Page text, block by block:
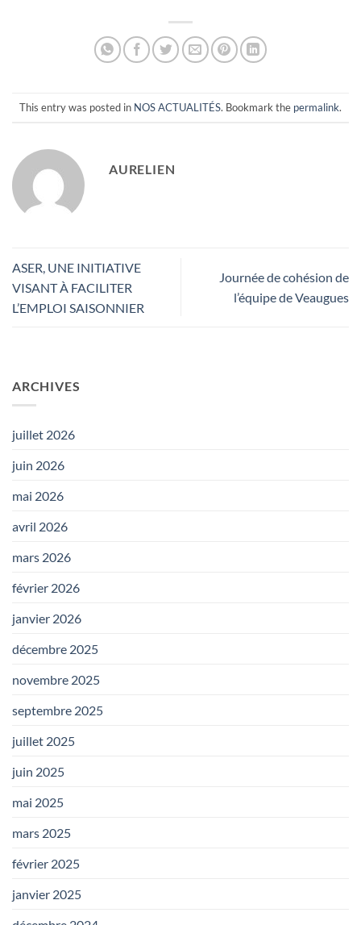
This entry was posted in NOS ACTUALITÉS. Bookmark the permalink.
AURELIEN
ASER, UNE INITIATIVE
VISANT À FACILITER
L’EMPLOI SAISONNIER
Journée de cohésion de
l’équipe de Veaugues
ARCHIVES
juillet 2026
juin 2026
mai 2026
avril 2026
mars 2026
février 2026
janvier 2026
décembre 2025
novembre 2025
septembre 2025
juillet 2025
juin 2025
mai 2025
mars 2025
février 2025
janvier 2025